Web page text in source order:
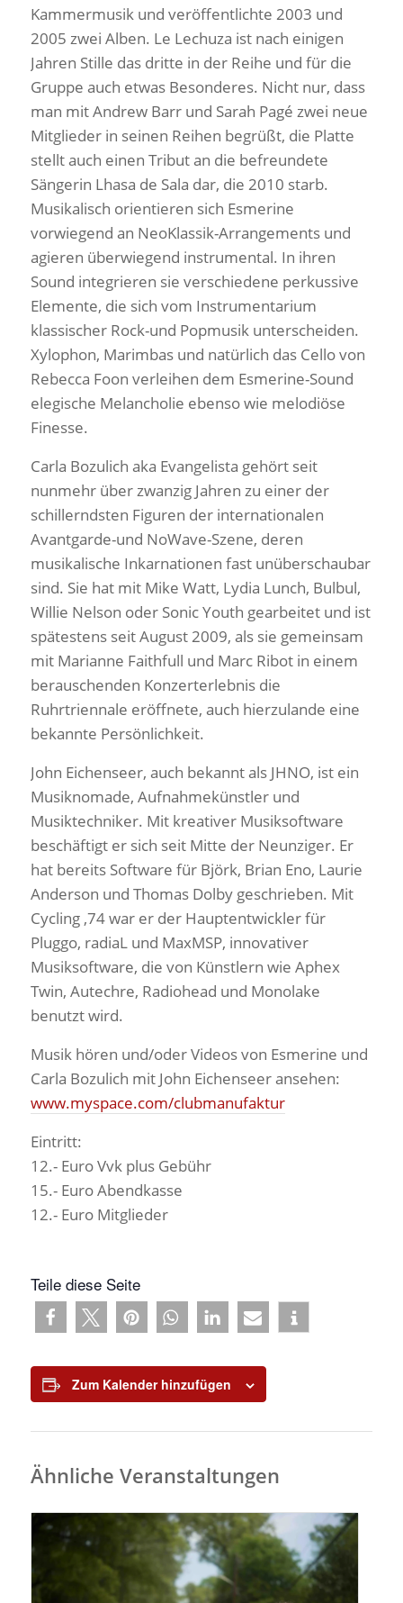
Kammermusik und veröffentlichte 2003 und
2005 zwei Alben. Le Lechuza ist nach einigen
Jahren Stille das dritte in der Reihe und für die
Gruppe auch etwas Besonderes. Nicht nur, dass
man mit Andrew Barr und Sarah Pagé zwei neue
Mitglieder in seinen Reihen begrüßt, die Platte
stellt auch einen Tribut an die befreundete
Sängerin Lhasa de Sala dar, die 2010 starb.
Musikalisch orientieren sich Esmerine
vorwiegend an NeoKlassik-Arrangements und
agieren überwiegend instrumental. In ihren
Sound integrieren sie verschiedene perkussive
Elemente, die sich vom Instrumentarium
klassischer Rock-und Popmusik unterscheiden.
Xylophon, Marimbas und natürlich das Cello von
Rebecca Foon verleihen dem Esmerine-Sound
elegische Melancholie ebenso wie melodiöse
Finesse.
Carla Bozulich aka Evangelista gehört seit
nunmehr über zwanzig Jahren zu einer der
schillerndsten Figuren der internationalen
Avantgarde-und NoWave-Szene, deren
musikalische Inkarnationen fast unüberschaubar
sind. Sie hat mit Mike Watt, Lydia Lunch, Bulbul,
Willie Nelson oder Sonic Youth gearbeitet und ist
spätestens seit August 2009, als sie gemeinsam
mit Marianne Faithfull und Marc Ribot in einem
berauschenden Konzerterlebnis die
Ruhrtriennale eröffnete, auch hierzulande eine
bekannte Persönlichkeit.
John Eichenseer, auch bekannt als JHNO, ist ein
Musiknomade, Aufnahmekünstler und
Musiktechniker. Mit kreativer Musiksoftware
beschäftigt er sich seit Mitte der Neunziger. Er
hat bereits Software für Björk, Brian Eno, Laurie
Anderson und Thomas Dolby geschrieben. Mit
Cycling ‚74 war er der Hauptentwickler für
Pluggo, radiaL und MaxMSP, innovativer
Musiksoftware, die von Künstlern wie Aphex
Twin, Autechre, Radiohead und Monolake
benutzt wird.
Musik hören und/oder Videos von Esmerine und
Carla Bozulich mit John Eichenseer ansehen:
www.myspace.com/clubmanufaktur
Eintritt:
12.- Euro Vvk plus Gebühr
15.- Euro Abendkasse
12.- Euro Mitglieder
Teile diese Seite
Zum Kalender hinzufügen
Ähnliche Veranstaltungen